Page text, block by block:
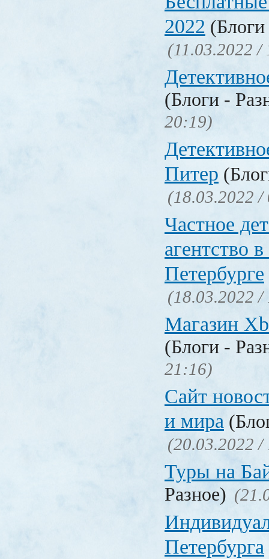
2022
(11.03.2022 /
(Блоги -
20:19)
Питер
(18.03.2022 /
Частное
агентство
Петербурге
(18.03.2022 /
Магазин
(Блоги -
21:16)
Сайт
и мира
(20.03.2022 /
Туры на
Разное)
Петербурга